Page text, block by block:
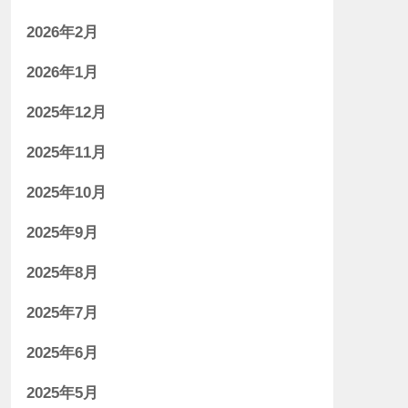
2026年2月
2026年1月
2025年12月
2025年11月
2025年10月
2025年9月
2025年8月
2025年7月
2025年6月
2025年5月